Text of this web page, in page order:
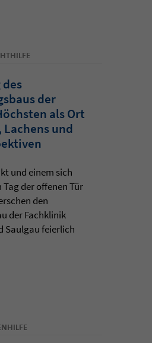
der
als Ort
Lachens und
und einem sich
der offenen Tür
den
der Fachklinik
Saulgau feierlich